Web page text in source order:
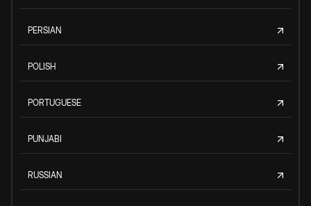
PERSIAN
POLISH
PORTUGUESE
PUNJABI
RUSSIAN